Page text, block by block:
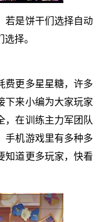
若是饼干们选择自动
择。
费更多星星糖，许多
下来小编为大家玩家
，在训练主力军团队
手机游戏里有多种多
知道更多玩家，快看